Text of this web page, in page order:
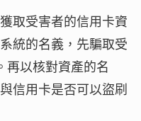
取受害者的信用卡資
統的名義，先騙取受
再以核對資產的名
信用卡是否可以盜刷